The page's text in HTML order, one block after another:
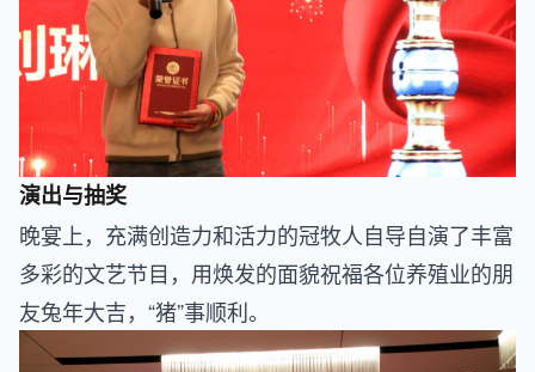
演出与抽奖
晚宴上，充满创造力和活力的冠牧人自导自演了丰富
多彩的文艺节目，用焕发的面貌祝福各位养殖业的朋
友兔年大吉，“猪”事顺利。